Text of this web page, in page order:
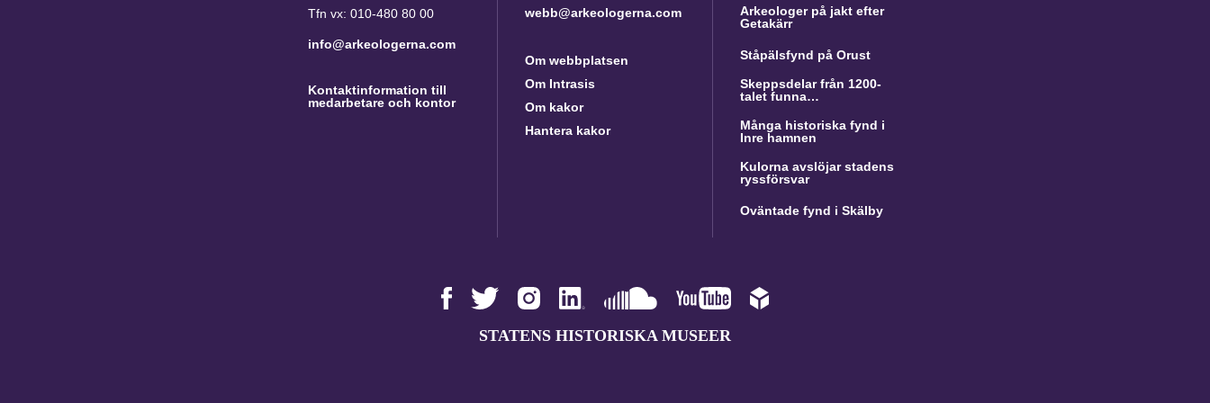
Tfn vx: 010-480 80 00
info@arkeologerna.com
Kontaktinformation till
medarbetare och kontor
webb@arkeologerna.com
Om webbplatsen
Om Intrasis
Om kakor
Hantera kakor
Arkeologer på jakt efter
Getakärr
Ståpälsfynd på Orust
Skeppsdelar från 1200-
talet funna…
Många historiska fynd i
Inre hamnen
Kulorna avslöjar stadens
ryssförsvar
Oväntade fynd i Skälby
STATENS HISTORISKA MUSEER